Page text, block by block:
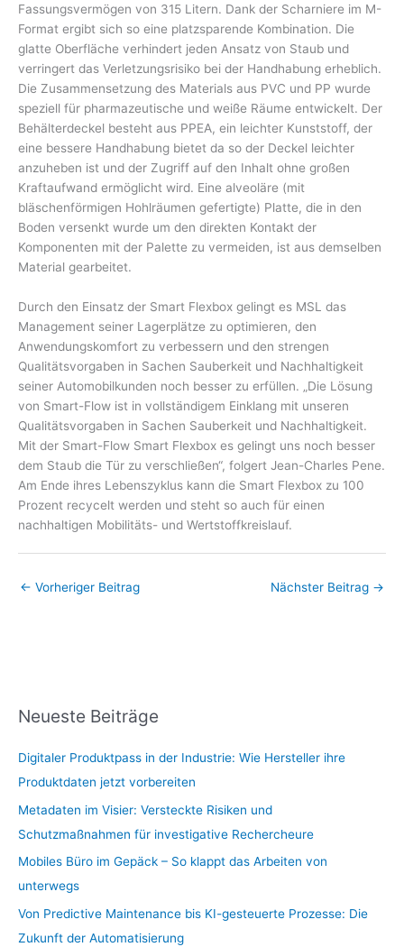
Fassungsvermögen von 315 Litern. Dank der Scharniere im M-
Format ergibt sich so eine platzsparende Kombination. Die
glatte Oberfläche verhindert jeden Ansatz von Staub und
verringert das Verletzungsrisiko bei der Handhabung erheblich.
Die Zusammensetzung des Materials aus PVC und PP wurde
speziell für pharmazeutische und weiße Räume entwickelt. Der
Behälterdeckel besteht aus PPEA, ein leichter Kunststoff, der
eine bessere Handhabung bietet da so der Deckel leichter
anzuheben ist und der Zugriff auf den Inhalt ohne großen
Kraftaufwand ermöglicht wird. Eine alveoläre (mit
bläschenförmigen Hohlräumen gefertigte) Platte, die in den
Boden versenkt wurde um den direkten Kontakt der
Komponenten mit der Palette zu vermeiden, ist aus demselben
Material gearbeitet.
Durch den Einsatz der Smart Flexbox gelingt es MSL das
Management seiner Lagerplätze zu optimieren, den
Anwendungskomfort zu verbessern und den strengen
Qualitätsvorgaben in Sachen Sauberkeit und Nachhaltigkeit
seiner Automobilkunden noch besser zu erfüllen. „Die Lösung
von Smart-Flow ist in vollständigem Einklang mit unseren
Qualitätsvorgaben in Sachen Sauberkeit und Nachhaltigkeit.
Mit der Smart-Flow Smart Flexbox es gelingt uns noch besser
dem Staub die Tür zu verschließen“, folgert Jean-Charles Pene.
Am Ende ihres Lebenszyklus kann die Smart Flexbox zu 100
Prozent recycelt werden und steht so auch für einen
nachhaltigen Mobilitäts- und Wertstoffkreislauf.
← Vorheriger Beitrag Nächster Beitrag →
Neueste Beiträge
Digitaler Produktpass in der Industrie: Wie Hersteller ihre
Produktdaten jetzt vorbereiten
Metadaten im Visier: Versteckte Risiken und
Schutzmaßnahmen für investigative Rechercheure
Mobiles Büro im Gepäck – So klappt das Arbeiten von
unterwegs
Von Predictive Maintenance bis KI-gesteuerte Prozesse: Die
Zukunft der Automatisierung